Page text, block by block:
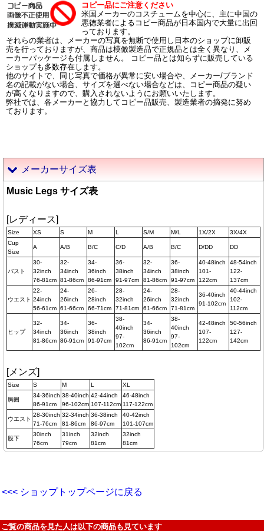
コピー品にご注意ください
米国メーカーのコスチュームを中心に、主に中国の
悪徳業者によるコピー商品が日本国内で大量に出回
っております。
それらの業者は、メーカーの写真を無断で使用し日本のショップに卸販
売を行っておりますが、商品は模倣製造品で正規品とは全く異なり、メ
ーカーパッケージも付属しません。 コピー品とは知らずに販売している
ショップも多数存在します。
他のサイトで、同じ写真で価格が異常に安い場合や、メーカー/ブランド
名の記載がない場合、サイズを選べない場合などは、コピー商品の疑い
が高くなりますので、購入されないようにお願いいたします。
弊社では、各メーカーと協力してコピー品販売、製造業者の摘発に努め
ております。
メーカーサイズ表
Music Legs サイズ表
[レディース]
Size XS S M L S/M M/L 1X/2X
3X/4X
Cup
Size
A A/B B/C C/D A/B B/C D/DD DD
バスト
30-
32inch
76-81cm
32-
34inch
81-86cm
34-
36inch
86-91cm
36-
38inch
91-97cm
32-
34inch
81-86cm
36-
38inch
91-97cm
40-48inch
101-
122cm
48-54inch
122-
137cm
ウエスト
22-
24inch
56-61cm
24-
26inch
61-66cm
26-
28inch
66-71cm
28-
32inch
71-81cm
24-
26inch
61-66cm
28-
32inch
71-81cm
36-40inch
91-102cm
40-44inch
102-
112cm
ヒップ
32-
34inch
81-86cm
34-
36inch
86-91cm
36-
38inch
91-97cm
38-
40inch
97-
102cm
34-
36inch
86-91cm
38-
40inch
97-
102cm
42-48inch
107-
122cm
50-56inch
127-
142cm
[メンズ]
Size S M L XL
胸囲
34-36inch
86-91cm
38-40inch
96-102cm
42-44inch
107-112cm
46-48inch
117-122cm
ウエスト
28-30inch
71-76cm
32-34inch
81-86cm
36-38inch
86-97cm
40-42inch
101-107cm
股下
30inch
76cm
31inch
79cm
32inch
81cm
32inch
81cm
<<< ショップトップページに戻る
ご覧の商品を見た人は以下の商品も見ています